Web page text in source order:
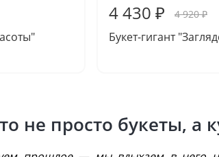
4 430 ₽ 4 920 ₽
Букет-гигант
не просто букеты, а